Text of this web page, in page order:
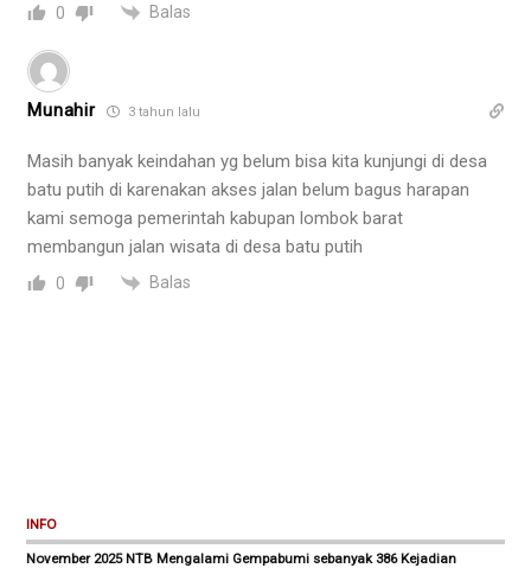
0 Balas
Munahir 3 tahun lalu
Masih banyak keindahan yg belum bisa kita kunjungi di desa
batu putih di karenakan akses jalan belum bagus harapan
kami semoga pemerintah kabupan lombok barat
membangun jalan wisata di desa batu putih
0 Balas
INFO
November 2025 NTB Mengalami Gempabumi sebanyak 386 Kejadian